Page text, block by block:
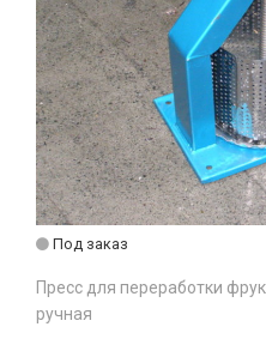
Под заказ
Пресс для переработки
ручная